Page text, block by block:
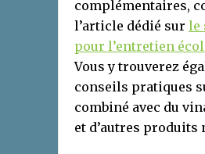
complémentaires,
l’article dédié sur le
pour l’entretien
Vous y trouverez
conseils pratiques
combiné avec du
et d’autres produits